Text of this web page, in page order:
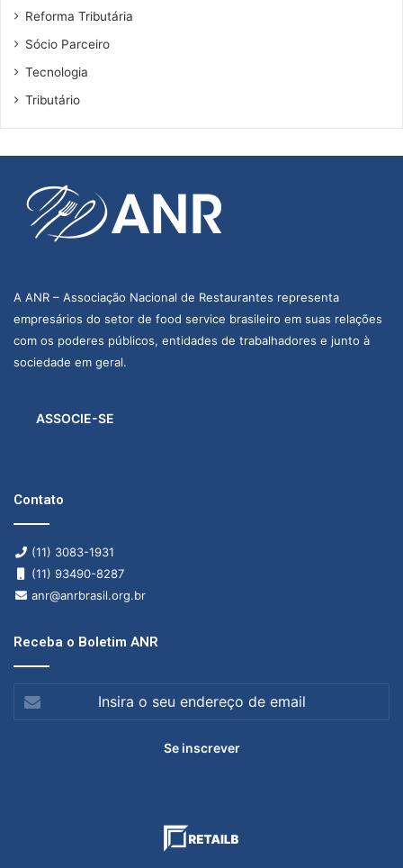
Reforma Tributária
Sócio Parceiro
Tecnologia
Tributário
A ANR – Associação Nacional de Restaurantes representa
empresários do setor de food service brasileiro em suas relações
com os poderes públicos, entidades de trabalhadores e junto à
sociedade em geral.
ASSOCIE-SE
Contato
(11) 3083-1931
(11) 93490-8287
anr@anrbrasil.org.br
Receba o Boletim ANR
Insira